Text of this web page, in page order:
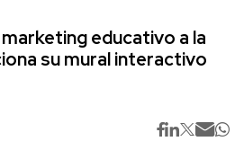
marketing educativo a la
su mural interactivo